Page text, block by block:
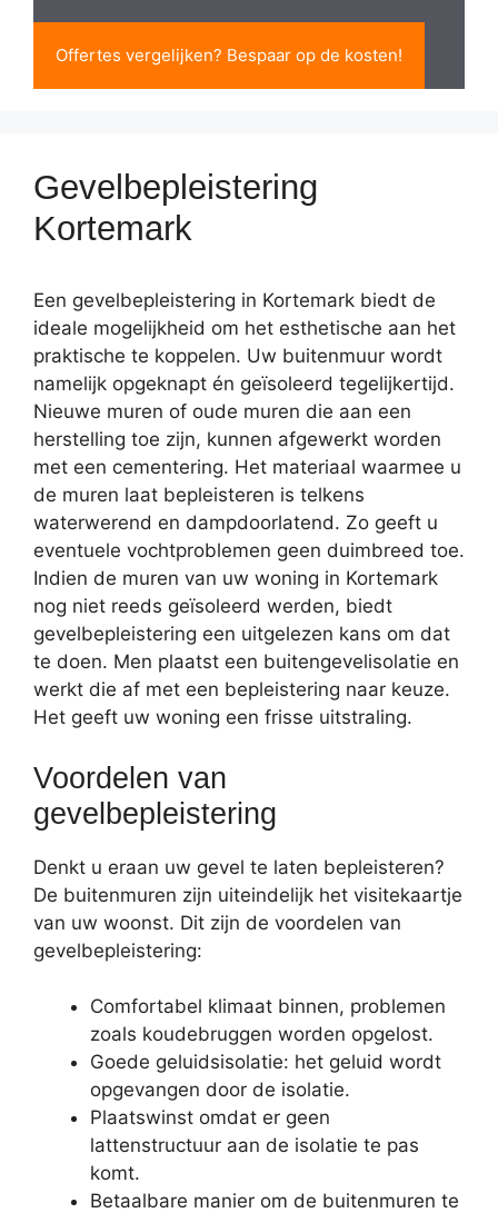
Offertes vergelijken? Bespaar op de kosten!
Gevelbepleistering
Kortemark
Een gevelbepleistering in Kortemark biedt de
ideale mogelijkheid om het esthetische aan het
praktische te koppelen. Uw buitenmuur wordt
namelijk opgeknapt én geïsoleerd tegelijkertijd.
Nieuwe muren of oude muren die aan een
herstelling toe zijn, kunnen afgewerkt worden
met een cementering. Het materiaal waarmee u
de muren laat bepleisteren is telkens
waterwerend en dampdoorlatend. Zo geeft u
eventuele vochtproblemen geen duimbreed toe.
Indien de muren van uw woning in Kortemark
nog niet reeds geïsoleerd werden, biedt
gevelbepleistering een uitgelezen kans om dat
te doen. Men plaatst een buitengevelisolatie en
werkt die af met een bepleistering naar keuze.
Het geeft uw woning een frisse uitstraling.
Voordelen van
gevelbepleistering
Denkt u eraan uw gevel te laten bepleisteren?
De buitenmuren zijn uiteindelijk het visitekaartje
van uw woonst. Dit zijn de voordelen van
gevelbepleistering:
Comfortabel klimaat binnen, problemen
zoals koudebruggen worden opgelost.
Goede geluidsisolatie: het geluid wordt
opgevangen door de isolatie.
Plaatswinst omdat er geen
lattenstructuur aan de isolatie te pas
komt.
Betaalbare manier om de buitenmuren te